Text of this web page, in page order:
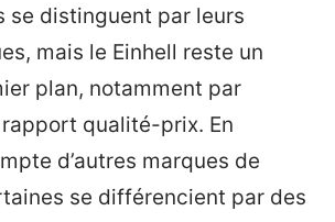
se distinguent par leurs
mais le Einhell reste un
plan, notamment par
qualité-prix. En
d’autres marques de
se différencient par des